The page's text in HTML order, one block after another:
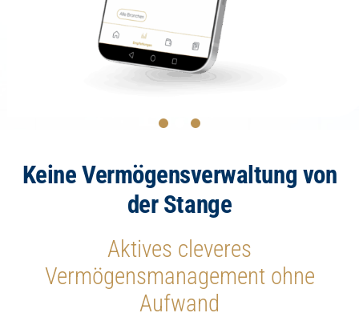
Keine Vermögensverwaltung von
der Stange
Aktives cleveres
Vermögensmanagement ohne
Aufwand